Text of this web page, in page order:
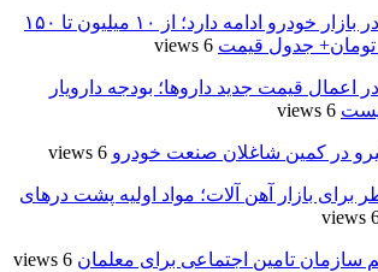
ریزش در بازار خودرو ادامه دارد؛ از ۱۰ میلیون تا ۱۵۰
تومان+ جدول قیمت 6 views
در اعمال قیمت‌ جدید داروها؛ بودجه دارویار
6 views
در کمین شاغلان صنعت خودرو 6 views
برای بازار آهن آلات؛ مواد اولیه پشت درهای
6
سازمان تامین اجتماعی برای معلمان 6 views